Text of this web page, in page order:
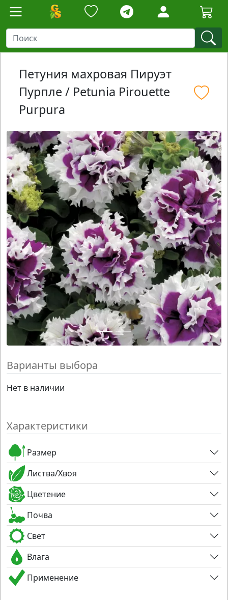
Петуния махровая Пируэт
Пурпле / Petunia Pirouette
Purpura
Варианты выбора
Нет в наличии
Характеристики
Размер
Листва/Хвоя
Цветение
Почва
Свет
Влага
Применение